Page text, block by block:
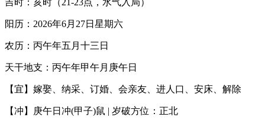
阳历：2026年6月27日星期六
农历：丙午年五月十三日
天干地支：丙午年甲午月庚午日
【宜】嫁娶、纳采、订婚、会亲友、进人口、安床、解除
【冲】庚午日冲(甲子)鼠 | 岁破方位：正北